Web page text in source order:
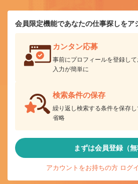
会員限定機能であなたの仕事探しをア
カンタン応募
事前にプロフィールを登録し
入力が簡単に
検索条件の保存
繰り返し検索する条件を保存
省略
まずは会員登録（無
アカウントをお持ちの方 ログ